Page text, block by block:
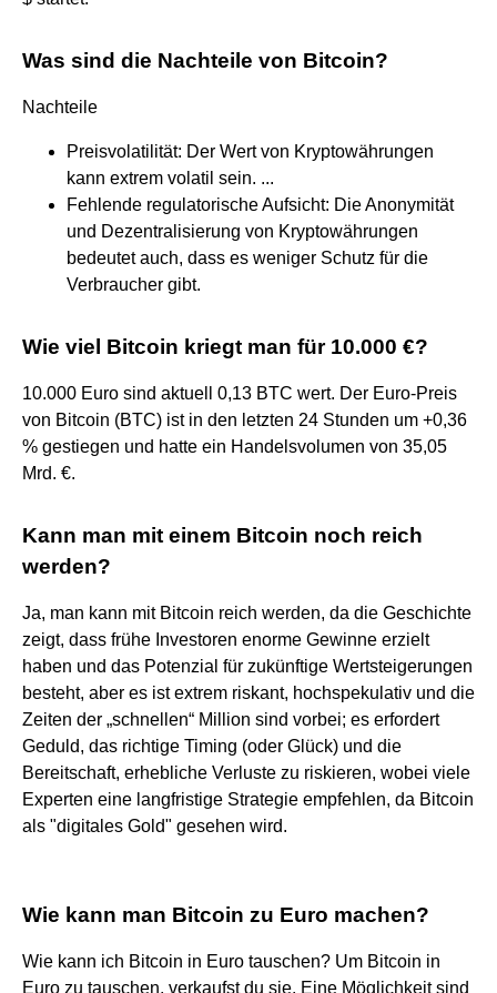
Was sind die Nachteile von Bitcoin?
Nachteile
Preisvolatilität: Der Wert von Kryptowährungen
kann extrem volatil sein. ...
Fehlende regulatorische Aufsicht: Die Anonymität
und Dezentralisierung von Kryptowährungen
bedeutet auch, dass es weniger Schutz für die
Verbraucher gibt.
Wie viel Bitcoin kriegt man für 10.000 €?
10.000 Euro sind aktuell 0,13 BTC wert. Der Euro-Preis
von Bitcoin (BTC) ist in den letzten 24 Stunden um +0,36
% gestiegen und hatte ein Handelsvolumen von 35,05
Mrd. €.
Kann man mit einem Bitcoin noch reich
werden?
Ja, man kann mit Bitcoin reich werden, da die Geschichte
zeigt, dass frühe Investoren enorme Gewinne erzielt
haben und das Potenzial für zukünftige Wertsteigerungen
besteht, aber es ist extrem riskant, hochspekulativ und die
Zeiten der „schnellen“ Million sind vorbei; es erfordert
Geduld, das richtige Timing (oder Glück) und die
Bereitschaft, erhebliche Verluste zu riskieren, wobei viele
Experten eine langfristige Strategie empfehlen, da Bitcoin
als "digitales Gold" gesehen wird.
Wie kann man Bitcoin zu Euro machen?
Wie kann ich Bitcoin in Euro tauschen? Um Bitcoin in
Euro zu tauschen, verkaufst du sie. Eine Möglichkeit sind